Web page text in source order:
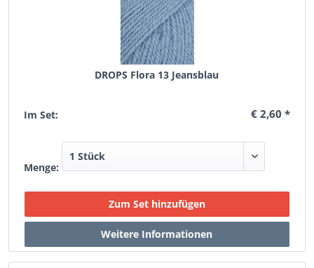
DROPS Flora 13 Jeansblau
Im Set: € 2,60 *
Menge: